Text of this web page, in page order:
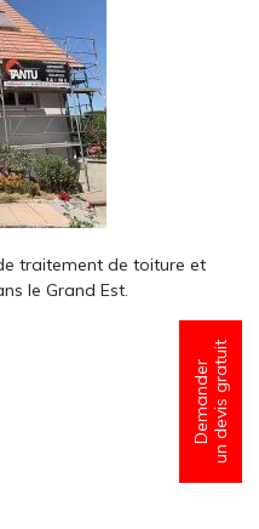
Demanderun devis gratuit
traitement de toiture et
le Grand Est.